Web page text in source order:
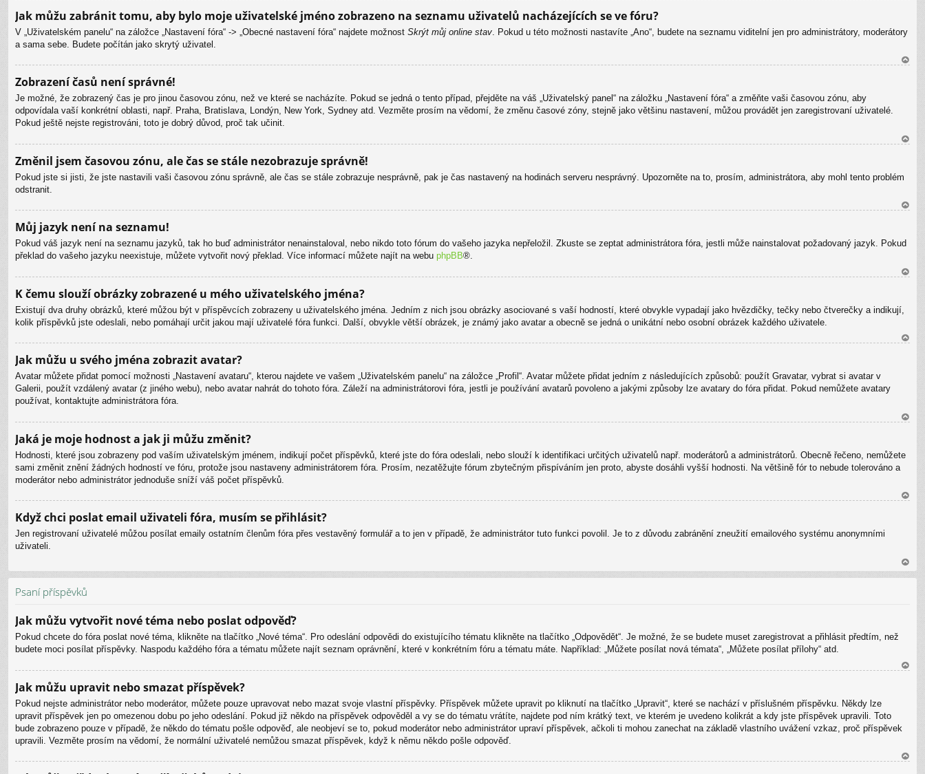
or
Jak můžu zabránit tomu, aby bylo moje uživatelské jméno zobrazeno na seznamu uživatelů nacházejících se ve fóru?
V „Uživatelském panelu“ na záložce „Nastavení fóra“ -> „Obecné nastavení fóra“ najdete možnost Skrýt můj online stav . Pokud u této možnosti nastavíte „Ano“, budete na seznamu viditelní jen pro administrátory, moderátory
a sama sebe. Budete počítán jako skrytý uživatel.
Zobrazení časů není správné!
Je možné, že zobrazený čas je pro jinou časovou zónu, než ve které se nacházíte. Pokud se jedná o tento případ, přejděte na váš „Uživatelský panel“ na záložku „Nastavení fóra“ a změňte vaši časovou zónu, aby
odpovídala vaší konkrétní oblasti, např. Praha, Bratislava, Londýn, New York, Sydney atd. Vezměte prosím na vědomí, že změnu časové zóny, stejně jako většinu nastavení, můžou provádět jen zaregistrovaní uživatelé.
Pokud ještě nejste registrováni, toto je dobrý důvod, proč tak učinit.
or
Změnil jsem časovou zónu, ale čas se stále nezobrazuje správně!
Pokud jste si jisti, že jste nastavili vaši časovou zónu správně, ale čas se stále zobrazuje nesprávně, pak je čas nastavený na hodinách serveru nesprávný. Upozorněte na to, prosím, administrátora, aby mohl tento problém
odstranit.
or
Můj jazyk není na seznamu!
Pokud váš jazyk není na seznamu jazyků, tak ho buď administrátor nenainstaloval, nebo nikdo toto fórum do vašeho jazyka nepřeložil. Zkuste se zeptat administrátora fóra, jestli může nainstalovat požadovaný jazyk. Pokud
překlad do vašeho jazyku neexistuje, můžete vytvořit nový překlad. Více informací můžete najít na webu phpBB®.
or
K čemu slouží obrázky zobrazené u mého uživatelského jména?
Existují dva druhy obrázků, které můžou být v příspěvcích zobrazeny u uživatelského jména. Jedním z nich jsou obrázky asociované s vaší hodností, které obvykle vypadají jako hvězdičky, tečky nebo čtverečky a indikují,
kolik příspěvků jste odeslali, nebo pomáhají určit jakou mají uživatelé fóra funkci. Další, obvykle větší obrázek, je známý jako avatar a obecně se jedná o unikátní nebo osobní obrázek každého uživatele.
Jak můžu u svého jména zobrazit avatar?
Avatar můžete přidat pomocí možnosti „Nastavení avataru“, kterou najdete ve vašem „Uživatelském panelu“ na záložce „Profil“. Avatar můžete přidat jedním z následujících způsobů: použít Gravatar, vybrat si avatar v
Galerii, použít vzdálený avatar (z jiného webu), nebo avatar nahrát do tohoto fóra. Záleží na administrátorovi fóra, jestli je používání avatarů povoleno a jakými způsoby lze avatary do fóra přidat. Pokud nemůžete avatary
používat, kontaktujte administrátora fóra.
or
Jaká je moje hodnost a jak ji můžu změnit?
Hodnosti, které jsou zobrazeny pod vaším uživatelským jménem, indikují počet příspěvků, které jste do fóra odeslali, nebo slouží k identifikaci určitých uživatelů např. moderátorů a administrátorů. Obecně řečeno, nemůžete
sami změnit znění žádných hodností ve fóru, protože jsou nastaveny administrátorem fóra. Prosím, nezatěžujte fórum zbytečným přispíváním jen proto, abyste dosáhli vyšší hodnosti. Na většině fór to nebude tolerováno a
moderátor nebo administrátor jednoduše sníží váš počet příspěvků.
Když chci poslat email uživateli fóra, musím se přihlásit?
Jen registrovaní uživatelé můžou posílat emaily ostatním členům fóra přes vestavěný formulář a to jen v případě, že administrátor tuto funkci povolil. Je to z důvodu zabránění zneužití emailového systému anonymními
uživateli.
Psaní příspěvků
Jak můžu vytvořit nové téma nebo poslat odpověď?
Pokud chcete do fóra poslat nové téma, klikněte na tlačítko „Nové téma“. Pro odeslání odpovědi do existujícího tématu klikněte na tlačítko „Odpovědět“. Je možné, že se budete muset zaregistrovat a přihlásit předtím, než
budete moci posílat příspěvky. Naspodu každého fóra a tématu můžete najít seznam oprávnění, které v konkrétním fóru a tématu máte. Například: „Můžete posílat nová témata“, „Můžete posílat přílohy“ atd.
Jak můžu upravit nebo smazat příspěvek?
Pokud nejste administrátor nebo moderátor, můžete pouze upravovat nebo mazat svoje vlastní příspěvky. Příspěvek můžete upravit po kliknutí na tlačítko „Upravit“, které se nachází v příslušném příspěvku. Někdy lze
upravit příspěvek jen po omezenou dobu po jeho odeslání. Pokud již někdo na příspěvek odpověděl a vy se do tématu vrátíte, najdete pod ním krátký text, ve kterém je uvedeno kolikrát a kdy jste příspěvek upravili. Toto
bude zobrazeno pouze v případě, že někdo do tématu pošle odpověď, ale neobjeví se to, pokud moderátor nebo administrátor upraví příspěvek, ačkoli ti mohou zanechat na základě vlastního uvážení vzkaz, proč příspěvek
upravili. Vezměte prosím na vědomí, že normální uživatelé nemůžou smazat příspěvek, když k němu někdo pošle odpověď.